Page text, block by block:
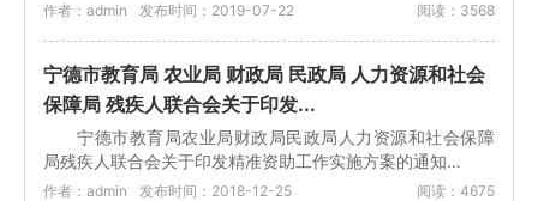
作者：admin 发布时间：2019-07-22 阅读：3568
宁德市教育局 农业局 财政局 民政局 人力资源和社会
保障局 残疾人联合会关于印发...
宁德市教育局农业局财政局民政局人力资源和社会保障
局残疾人联合会关于印发精准资助工作实施方案的通知…
作者：admin 发布时间：2018-12-25 阅读：4675